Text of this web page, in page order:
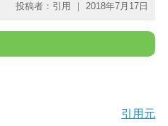
投稿者：引用 ｜ 2018年7月17日
引用元